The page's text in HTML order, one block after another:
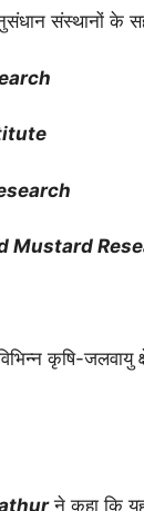
संस्थानों के
Mustard
कृषि-जलवायु
ने कहा कि